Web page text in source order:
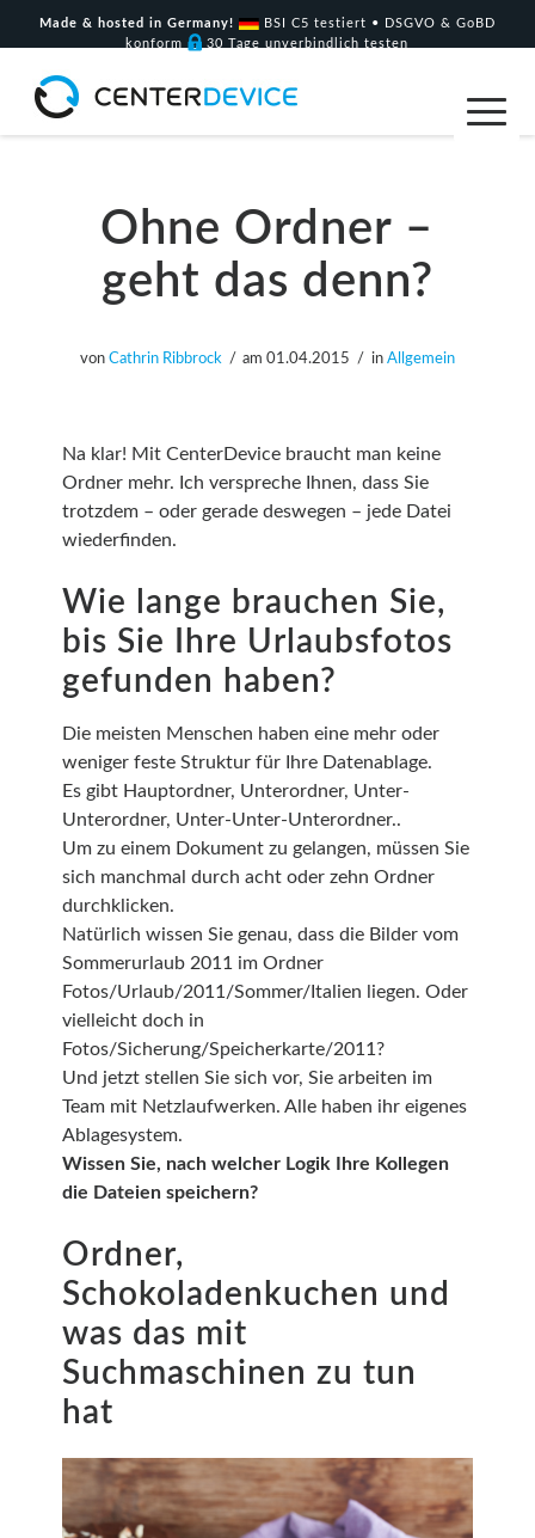
Made & hosted in Germany!
BSI C5 testiert • DSGVO & GoBD
konform
30 Tage unverbindlich testen
Ohne Ordner –
geht das denn?
von Cathrin Ribbrock am01.04.2015 inAllgemein
Na klar! Mit CenterDevice braucht man keine
Ordner mehr. Ich verspreche Ihnen, dass Sie
trotzdem – oder gerade deswegen – jede Datei
wiederfinden.
Wie lange brauchen Sie,
bis Sie Ihre Urlaubsfotos
gefunden haben?
Die meisten Menschen haben eine mehr oder
weniger feste Struktur für Ihre Datenablage.
Es gibt Hauptordner, Unterordner, Unter-
Unterordner, Unter-Unter-Unterordner..
Um zu einem Dokument zu gelangen, müssen Sie
sich manchmal durch acht oder zehn Ordner
durchklicken.
Natürlich wissen Sie genau, dass die Bilder vom
Sommerurlaub 2011 im Ordner
Fotos/Urlaub/2011/Sommer/Italien liegen. Oder
vielleicht doch in
Fotos/Sicherung/Speicherkarte/2011?
Und jetzt stellen Sie sich vor, Sie arbeiten im
Team mit Netzlaufwerken. Alle haben ihr eigenes
Ablagesystem.
Wissen Sie, nach welcher Logik Ihre Kollegen
die Dateien speichern?
Ordner,
Schokoladenkuchen und
was das mit
Suchmaschinen zu tun
hat